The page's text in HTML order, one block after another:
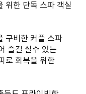
위한 단독 스파 객실
구비한 커플 스파
즐길 실수 있는
로 회복을 위한